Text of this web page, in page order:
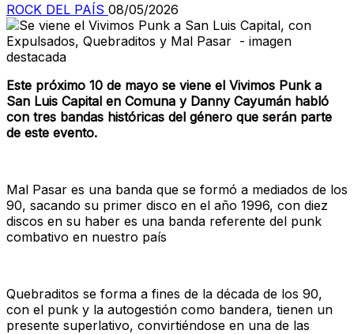
ROCK DEL PAÍS 08/05/2026
Este próximo 10 de mayo se viene el Vivimos Punk a
San Luis Capital en Comuna y Danny Cayumán habló
con tres bandas históricas del género que serán parte
de este evento.
Mal Pasar es una banda que se formó a mediados de los
90, sacando su primer disco en el año 1996, con diez
discos en su haber es una banda referente del punk
combativo en nuestro país
Quebraditos se forma a fines de la década de los 90,
con el punk y la autogestión como bandera, tienen un
presente superlativo, convirtiéndose en una de las